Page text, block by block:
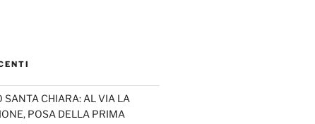
SANTA CHIARA: AL VIA LA
POSA DELLA PRIMA